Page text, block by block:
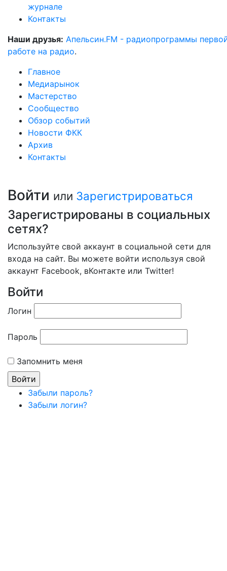
журнале
Контакты
Наши друзья: Апельсин.FM - радиопрограммы
работе на радио.
Главное
Медиарынок
Мастерство
Сообщество
Обзор событий
Новости ФКК
Архив
Контакты
Войти или Зарегистрироваться
Зарегистрированы в социальных
сетях?
Используйте свой аккаунт в социальной сети для
входа на сайт. Вы можете войти используя свой
аккаунт Facebook, вКонтакте или Twitter!
Войти
Логин
Пароль
Запомнить меня
Забыли пароль?
Забыли логин?